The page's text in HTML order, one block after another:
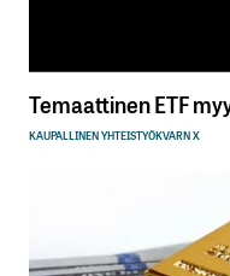
Temaattinen ETF
KAUPALLINEN YHTEISTYÖKVARN X